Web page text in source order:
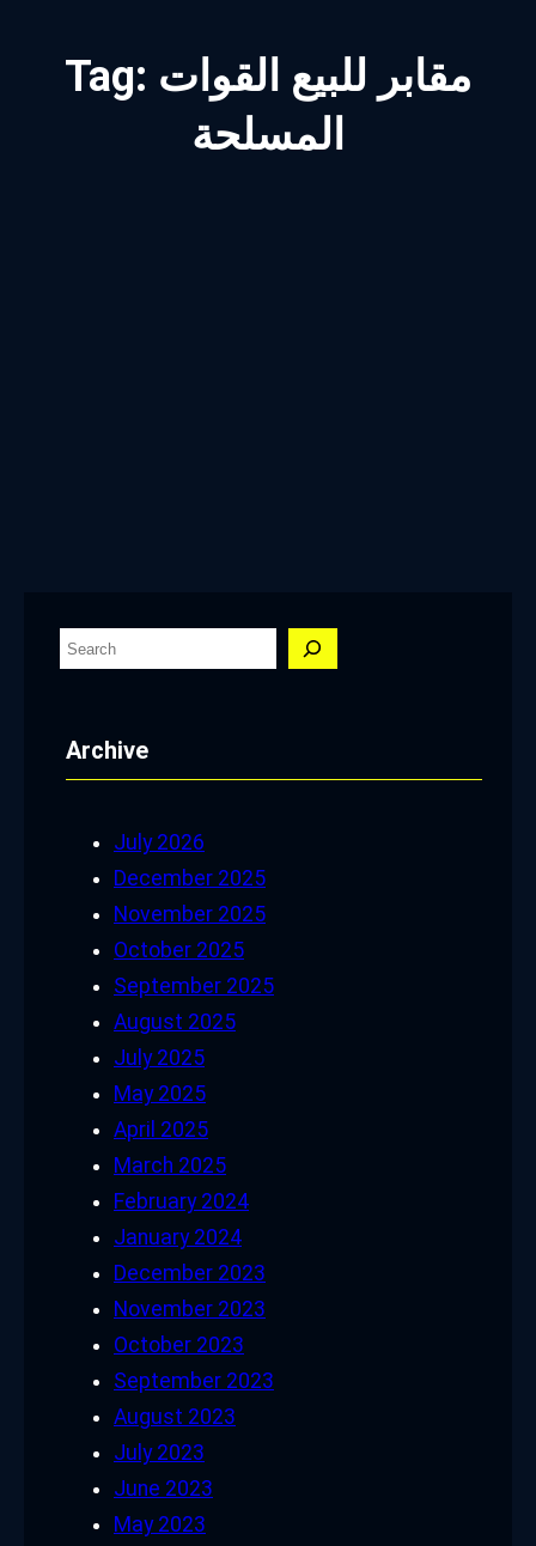
Tag: مقابر للبيع القوات
المسلحة
S
rArchive
July 2026
December 2025
November 2025
October 2025
September 2025
August 2025
July 2025
May 2025
April 2025
March 2025
February 2024
January 2024
December 2023
November 2023
October 2023
September 2023
August 2023
July 2023
June 2023
May 2023